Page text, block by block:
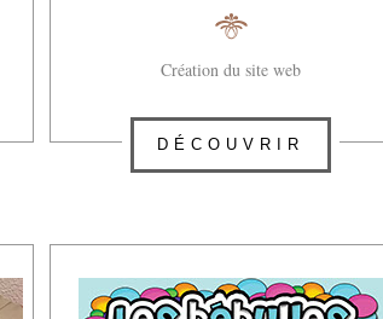
Création du site web
DÉCOUVRIR